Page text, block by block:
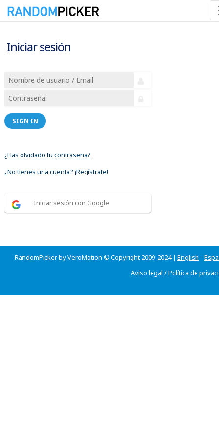
Iniciar sesión
SIGN IN
¿Has olvidado tu contraseña?
¿No tienes una cuenta? ¡Regístrate!
Iniciar sesión con Google
RandomPicker by VeroMotion © Copyright 2009-2024 | English -
Aviso legal /Política de